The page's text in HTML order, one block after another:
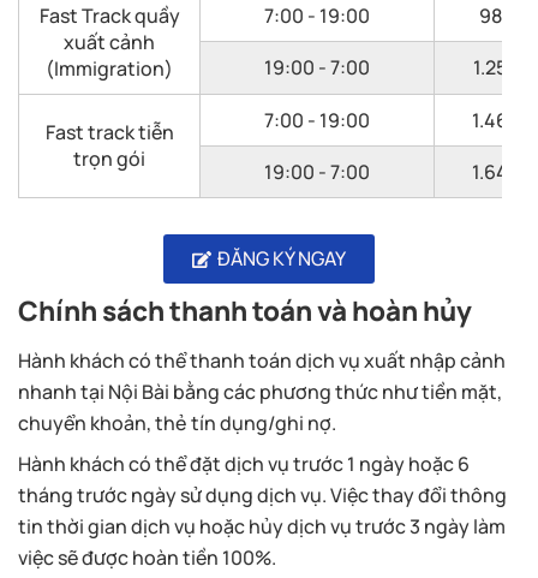
Fast Track quầy
xuất cảnh
(Immigration)
7:00 - 19:00
19:00 - 7:00
Fast track tiễn
trọn gói
7:00 - 19:00
19:00 - 7:00
ĐĂNG KÝ NGAY
Chính sách thanh toán và hoàn hủy
Hành khách có thể thanh toán dịch vụ xuất nhập cảnh
nhanh tại Nội Bài bằng các phương thức như tiền mặt,
chuyển khoản, thẻ tín dụng/ghi nợ.
Hành khách có thể đặt dịch vụ trước 1 ngày hoặc 6
tháng trước ngày sử dụng dịch vụ. Việc thay đổi thông
tin thời gian dịch vụ hoặc hủy dịch vụ trước 3 ngày làm
việc sẽ được hoàn tiền 100%.